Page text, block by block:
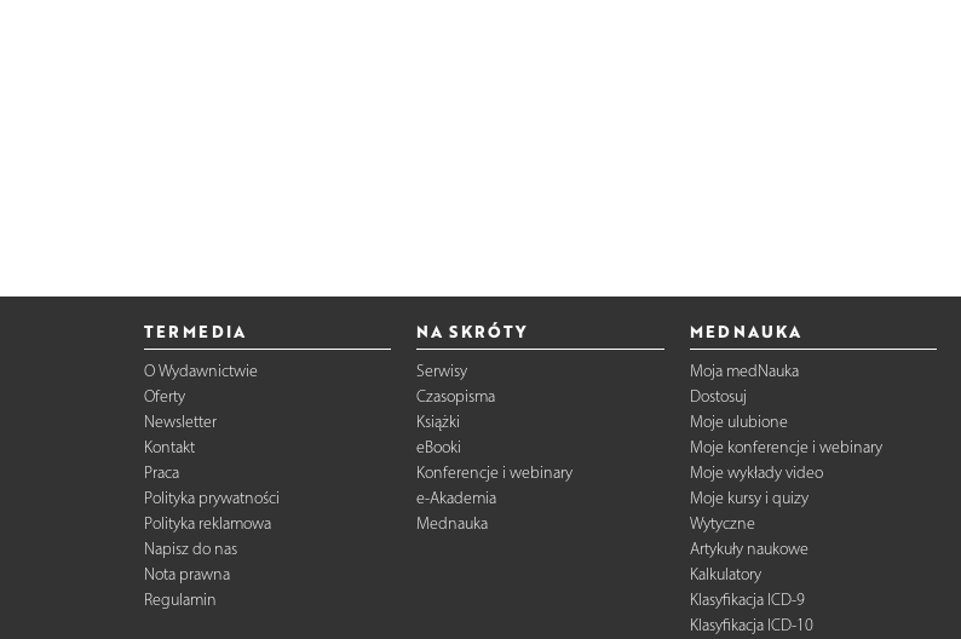
TERMEDIA
O Wydawnictwie
Oferty
Newsletter
Kontakt
Praca
Polityka prywatności
Polityka reklamowa
Napisz do nas
Nota prawna
Regulamin
NA SKRÓTY
Serwisy
Czasopisma
Książki
eBooki
Konferencje i webinary
e-Akademia
Mednauka
MEDNAUKA
Moja medNauka
Dostosuj
Moje ulubione
Moje konferencje i webinary
Moje wykłady video
Moje kursy i quizy
Wytyczne
Artykuły naukowe
Kalkulatory
Klasyfikacja ICD-9
Klasyfikacja ICD-10